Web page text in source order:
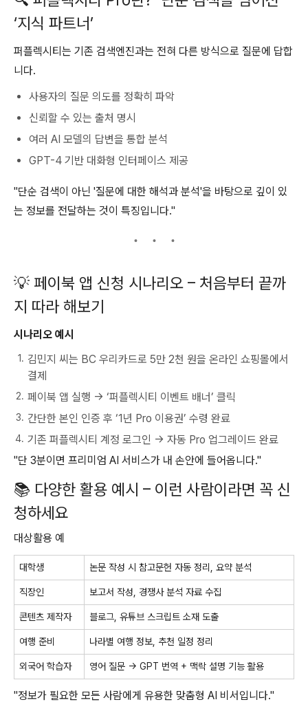
‘지식 파트너’
퍼플렉시티는 기존 검색엔진과는 전혀 다른 방식으로 질문에 답합
니다.
사용자의 질문 의도를 정확히 파악
신뢰할 수 있는 출처 명시
여러 AI 모델의 답변을 통합 분석
GPT-4 기반 대화형 인터페이스 제공
"단순 검색이 아닌 '질문에 대한 해석과 분석'을 바탕으로 깊이 있
는 정보를 전달하는 것이 특징입니다."
💡 페이북 앱 신청 시나리오 – 처음부터 끝까
지 따라 해보기
시나리오 예시
김민지 씨는 BC 우리카드로 5만 2천 원을 온라인 쇼핑몰에서
결제
페이북 앱 실행 → ‘퍼플렉시티 이벤트 배너’ 클릭
간단한 본인 인증 후 ‘1년 Pro 이용권’ 수령 완료
기존 퍼플렉시티 계정 로그인 → 자동 Pro 업그레이드 완료
"단 3분이면 프리미엄 AI 서비스가 내 손안에 들어옵니다."
📚 다양한 활용 예시 – 이런 사람이라면 꼭 신
청하세요
대상활용 예
대학생 논문 작성 시 참고문헌 자동 정리, 요약 분석
직장인 보고서 작성, 경쟁사 분석 자료 수집
콘텐츠 제작자 블로그, 유튜브 스크립트 소재 도출
여행 준비 나라별 여행 정보, 추천 일정 정리
외국어 학습자 영어 질문 → GPT 번역 + 맥락 설명 기능 활용
"정보가 필요한 모든 사람에게 유용한 맞춤형 AI 비서입니다."